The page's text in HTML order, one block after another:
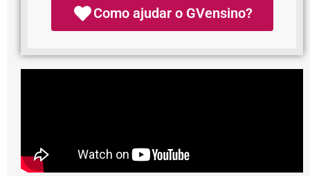
Como ajudar o GVensino?